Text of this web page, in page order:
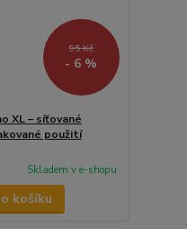
95 Kč
- 6 %
XL – síťované
použití
Skladem v e-shopu
košíku